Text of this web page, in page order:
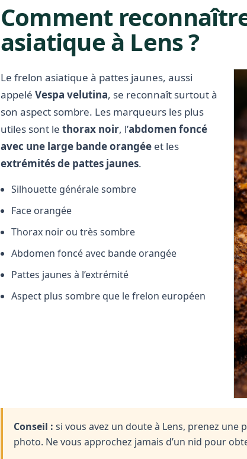
Comment
asiatique à Lens ?
Le frelon asiatique à pattes jaunes, aussi
appelé Vespa velutina, se reconnaît surtout à
son aspect sombre. Les marqueurs les plus
utiles sont le thorax noir, l’abdomen foncé
avec une large bande orangée et les
extrémités de pattes jaunes.
Silhouette générale sombre
Face orangée
Thorax noir ou très sombre
Abdomen foncé avec bande orangée
Pattes jaunes à l’extrémité
Aspect plus sombre que le frelon européen
Conseil : si vous avez un doute à Lens, prenez une
photo. Ne vous approchez jamais d’un nid pour